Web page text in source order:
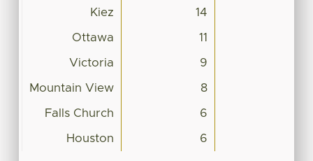
Kiez 14
Ottawa 11
Victoria 9
Mountain View 8
Falls Church 6
Houston 6